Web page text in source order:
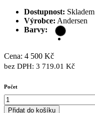
Dostupnost: Skladem
Výrobce: Andersen
Barvy:
Cena: 4 500 Kč
bez DPH: 3 719.01 Kč
Počet
Přidat do košíku